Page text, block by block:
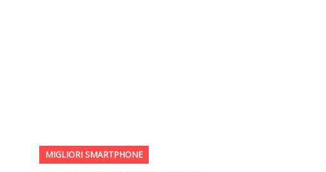
MIGLIORI SMARTPHONE